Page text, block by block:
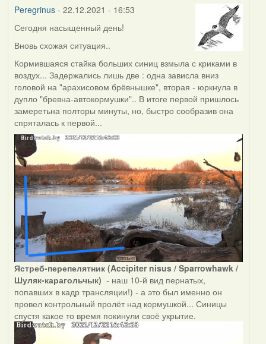
Peregrinus- 22.12.2021 - 16:53
Сегодня насыщенный день!
Вновь схожая ситуация..
Кормившаяся стайка больших синиц взмыла с криками в
воздух... Задержались лишь две : одна зависла вниз
головой на "арахисовом брёвнышке", вторая - юркнула в
дупло "бревна-автокормушки".. В итоге первой пришлось
замеретьна полторы минуты, но, быстро сообразив она
спряталась к первой...
Ястреб-перепелятник (Accipiter nisus / Sparrowhawk /
Шуляк-карагольчык) - наш 10-й вид пернатых,
попавших в кадр трансляции!) - а это был именно он
провел контрольный пролёт над кормушкой... Синицы
спустя какое то время покинули своё укрытие.